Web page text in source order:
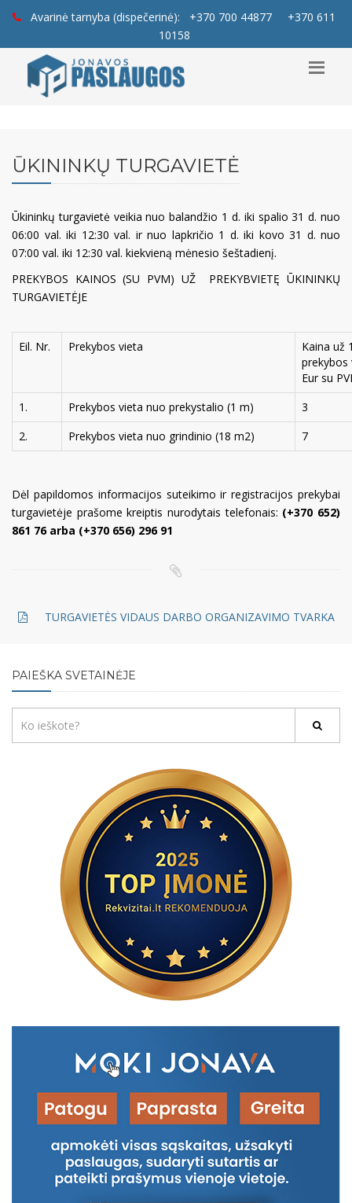
Avarinė tarnyba (dispečerinė): +370 700 44877
+370 611
10158
ŪKININKŲ TURGAVIETĖ
Ūkininkų turgavietė veikia nuo balandžio 1 d. iki spalio 31 d. nuo
06:00 val. iki 12:30 val. ir nuo lapkričio 1 d. iki kovo 31 d. nuo
07:00 val. iki 12:30 val. kiekvieną mėnesio šeštadienį.
PREKYBOS KAINOS (SU PVM) UŽ PREKYBVIETĘ ŪKININKŲ
TURGAVIETĖJE
Eil. Nr. Prekybos vieta
Kaina už
prekybos
Eur su
1.
Prekybos vieta nuo prekystalio (1 m)
3
2.
Prekybos vieta nuo grindinio (18 m2) 7
Dėl papildomos informacijos suteikimo ir registracijos prekybai
turgavietėje prašome kreiptis nurodytais telefonais: (+370 652)
861 76 arba (+370 656) 296 91
TURGAVIETĖS VIDAUS DARBO ORGANIZAVIMO TVARKA
PAIEŠKA SVETAINĖJE